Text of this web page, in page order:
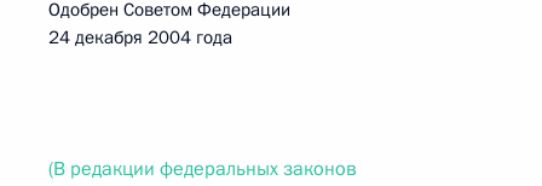
Одобрен Советом Федерации
24 декабря 2004 года
(В редакции федеральных законов